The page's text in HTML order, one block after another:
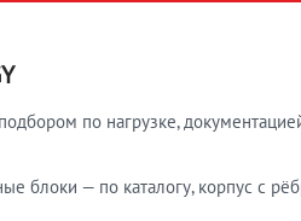
по нагрузке,
блоки — по каталогу, корпус с